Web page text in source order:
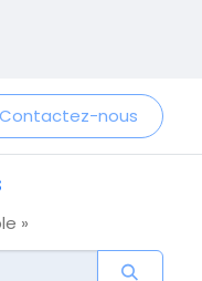
Contactez-nous
»